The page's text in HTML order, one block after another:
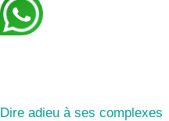
Dire adieu à ses complexes